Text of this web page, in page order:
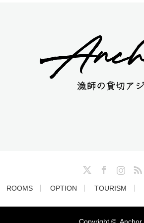
InstagramRSS
ROOMS OPTION TOURISM